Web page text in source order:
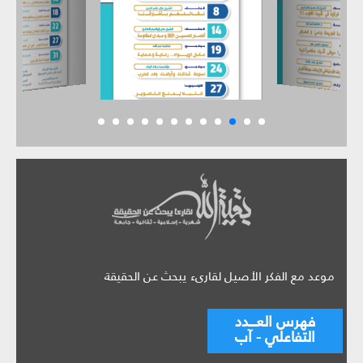
موعد مع الفكر الأصيل لقارىء يبحث عن الحقيقة
فهرس العـــدد
التفاعلي - آب